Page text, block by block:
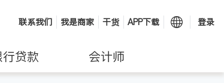
联系我们 我是商家 干货 APP下载 登录
贷款 会计师